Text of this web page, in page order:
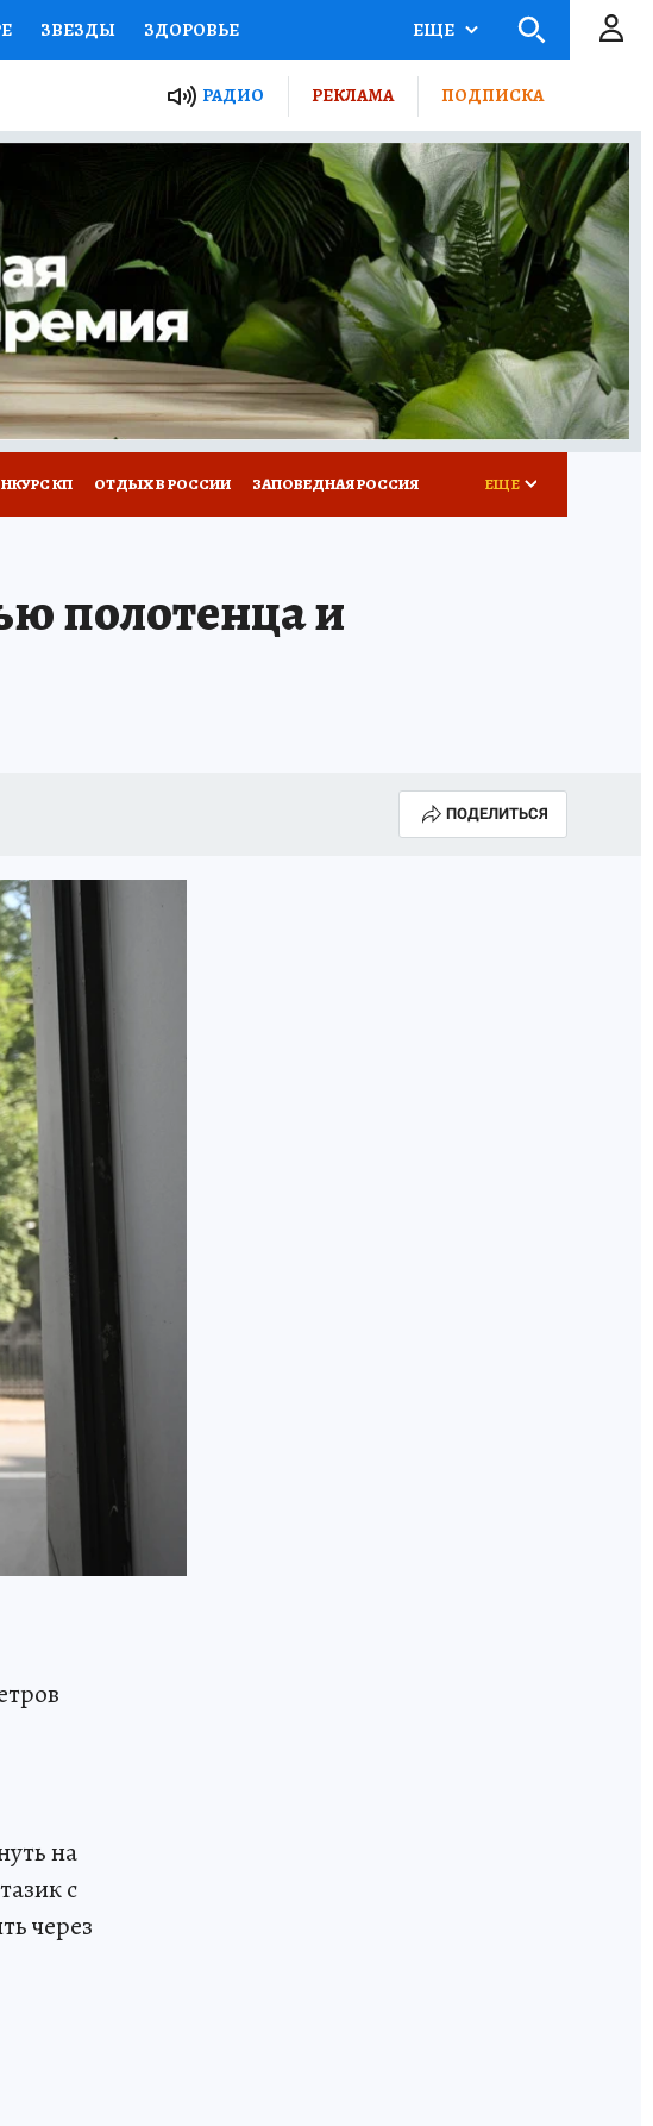
ЗВЕЗДЫ ЗДОРОВЬЕ
ПРОЕКТЫ РОССИИ
СЕКРЕТЫ ПУТЕВОДИТЕЛЬ
ДЕФИЦИТ ЖЕЛЕЗА ТУРИЗМ
У НАС ГИД ПОТРЕБИТЕЛЯ ВСЕ О КП
ЕЩЕ
РАДИО РЕКЛАМА ПОДПИСКА
КП ОТДЫХ В РОССИИ ЗАПОВЕДНАЯ РОССИЯ ЕЩЕ
полотенца и
ПОДЕЛИТЬСЯ
на
с
через